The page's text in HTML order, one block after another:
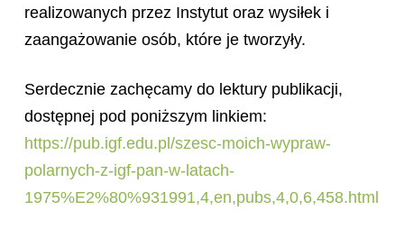
realizowanych przez Instytut oraz wysiłek i
zaangażowanie osób, które je tworzyły.
Serdecznie zachęcamy do lektury publikacji,
dostępnej pod poniższym linkiem:
https://pub.igf.edu.pl/szesc-moich-wypraw-
polarnych-z-igf-pan-w-latach-
1975%E2%80%931991,4,en,pubs,4,0,6,458.html